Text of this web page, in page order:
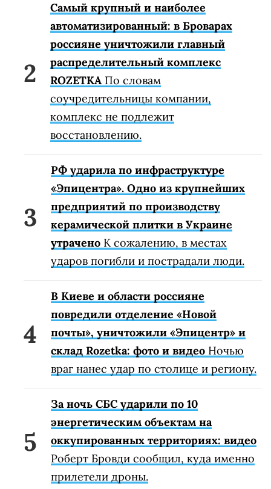
Самый крупный и наиболее
автоматизированный: в Броварах
россияне уничтожили главный
распределительный комплекс
ROZETKA По словам
соучредительницы компании,
комплекс не подлежит
восстановлению.
РФ ударила по инфраструктуре
«Эпицентра». Одно из крупнейших
предприятий по производству
керамической плитки в Украине
утрачено К сожалению, в местах
ударов погибли и пострадали люди.
В Киеве и области россияне
повредили отделение «Новой
почты», уничтожили «Эпицентр» и
склад Rozetka: фото и видео Ночью
враг нанес удар по столице и региону.
За ночь СБС ударили по 10
энергетическим объектам на
оккупированных территориях: видео
Роберт Бровди сообщил, куда именно
прилетели дроны.